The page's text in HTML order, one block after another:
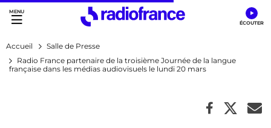
Accès direct :
Menu principal
Contenu
Accueil
Salle de Presse
Radio France partenaire de la troisième Journée de la langue
française dans les médias audiovisuels le lundi 20 mars